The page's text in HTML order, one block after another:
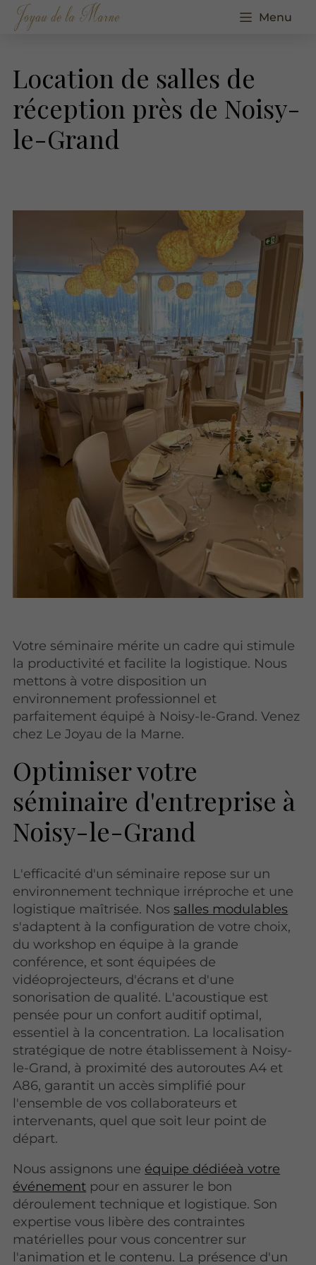
Menu
Location de salles de
réception près de Noisy-
le-Grand
Votre séminaire mérite un cadre qui stimule
la productivité et facilite la logistique. Nous
mettons à votre disposition un
environnement professionnel et
parfaitement équipé à Noisy-le-Grand. Venez
chez Le Joyau de la Marne.
Optimiser votre
séminaire d'entreprise à
Noisy-le-Grand
L'efficacité d'un séminaire repose sur un
environnement technique irréproche et une
logistique maîtrisée. Nossalles modulables
s'adaptent à la configuration de votre choix,
du workshop en équipe à la grande
conférence, et sont équipées de
vidéoprojecteurs, d'écrans et d'une
sonorisation de qualité. L'acoustique est
pensée pour un confort auditif optimal,
essentiel à la concentration. La localisation
stratégique de notre établissement à Noisy-
le-Grand, à proximité des autoroutes A4 et
A86, garantit un accès simplifié pour
l'ensemble de vos collaborateurs et
intervenants, quel que soit leur point de
départ.
Nous assignons une équipe dédiéeà votre
événement pour en assurer le bon
déroulement technique et logistique. Son
expertise vous libère des contraintes
matérielles pour vous concentrer sur
l'animation et le contenu. La présence d'un